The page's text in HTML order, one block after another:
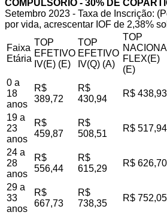
COMPULSÓRIO - 30% DE
Setembro 2023 - Taxa de Inscrição:
por vida, acrescentar IOF de 2,38%
Faixa
Etária
TOP
EFETIVO
IV(E) (E)
TOP
EFETIVO
IV(Q) (A)
TOP
FLEX(E)
(E)
0 a
18
anos
R$
389,72
R$
430,94
R$ 438,93
19 a
23
anos
R$
459,87
R$
508,51
R$ 517,94
24 a
28
anos
R$
556,44
R$
615,29
R$ 626,70
29 a
33
anos
R$
667,73
R$
738,35
R$ 752,05